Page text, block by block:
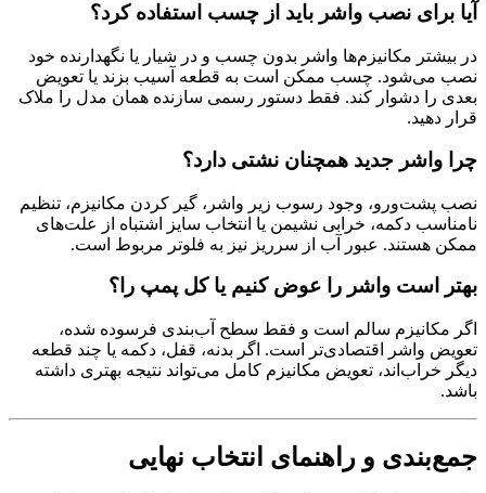
آیا برای نصب واشر باید از چسب استفاده کرد؟
در بیشتر مکانیزم‌ها واشر بدون چسب و در شیار یا نگهدارنده خود
نصب می‌شود. چسب ممکن است به قطعه آسیب بزند یا تعویض
بعدی را دشوار کند. فقط دستور رسمی سازنده همان مدل را ملاک
قرار دهید.
چرا واشر جدید همچنان نشتی دارد؟
نصب پشت‌ورو، وجود رسوب زیر واشر، گیر کردن مکانیزم، تنظیم
نامناسب دکمه، خرابی نشیمن یا انتخاب سایز اشتباه از علت‌های
ممکن هستند. عبور آب از سرریز نیز به فلوتر مربوط است.
بهتر است واشر را عوض کنیم یا کل پمپ را؟
اگر مکانیزم سالم است و فقط سطح آب‌بندی فرسوده شده،
تعویض واشر اقتصادی‌تر است. اگر بدنه، قفل، دکمه یا چند قطعه
دیگر خراب‌اند، تعویض مکانیزم کامل می‌تواند نتیجه بهتری داشته
باشد.
جمع‌بندی و راهنمای انتخاب نهایی